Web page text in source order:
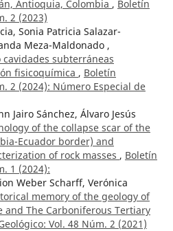
Antioquia, Colombia , Boletín
2 (2023)
Sonia Patricia Salazar-
Meza-Maldonado ,
subterráneas
fisicoquímica , Boletín
2 (2024): Número Especial de
Jairo Sánchez, Álvaro Jesús
of the collapse scar of the
Ecuador border) and
of rock masses , Boletín
1 (2024):
Weber Scharff, Verónica
memory of the geology of
and The Carboniferous Tertiary
Vol. 48 Núm. 2 (2021)